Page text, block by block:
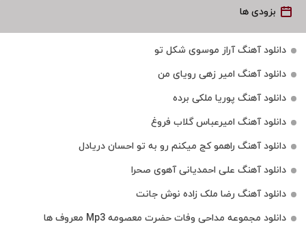
بزودی ها
دانلود آهنگ آراز موسوی شکل تو
دانلود آهنگ امیر زهی رویای من
دانلود آهنگ پوریا ملکی برده
دانلود آهنگ امیرعباس گلاب فروغ
دانلود آهنگ راهمو کج میکنم رو به تو احسان دریادل
دانلود آهنگ علی احمدیانی آهوی صحرا
دانلود آهنگ رضا ملک زاده نوش جانت
دانلود مجموعه مداحی وفات حضرت معصومه Mp3 معروف ها